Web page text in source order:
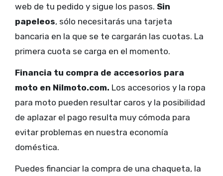
web de tu pedido y sigue los pasos. Sin
papeleos, sólo necesitarás una tarjeta
bancaria en la que se te cargarán las cuotas. La
primera cuota se carga en el momento.
Financia tu compra de accesorios para
moto en Nilmoto.com. Los accesorios y la ropa
para moto pueden resultar caros y la posibilidad
de aplazar el pago resulta muy cómoda para
evitar problemas en nuestra economía
doméstica.
Puedes financiar la compra de una chaqueta, la